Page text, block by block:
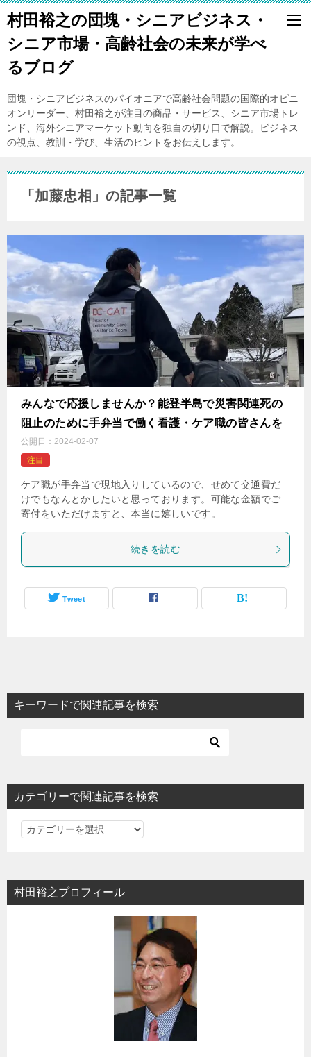
村田裕之の団塊・シニアビジネス・
シニア市場・高齢社会の未来が学べ
るブログ
団塊・シニアビジネスのパイオニアで高齢社会問題の国際的オピニ
オンリーダー、村田裕之が注目の商品・サービス、シニア市場トレ
ンド、海外シニアマーケット動向を独自の切り口で解説。ビジネス
の視点、教訓・学び、生活のヒントをお伝えします。
「加藤忠相」の記事一覧
みんなで応援しませんか？能登半島で災害関連死の
阻止のために手弁当で働く看護・ケア職の皆さんを
公開日： 2024-02-07
注目
ケア職が手弁当で現地入りしているので、せめて交通費だ
けでもなんとかしたいと思っております。可能な金額でご
寄付をいただけますと、本当に嬉しいです。
続きを読む
Tweet
キーワードで関連記事を検索
カテゴリーで関連記事を検索
カ
リ
ー
村田裕之プロフィール